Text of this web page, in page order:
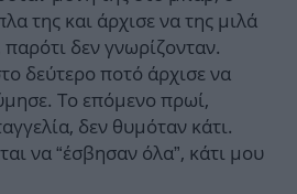
της και άρχισε να της μιλά
δεν γνωρίζονταν.
δεύτερο ποτό άρχισε να
Το επόμενο πρωί,
δεν θυμόταν κάτι.
να “έσβησαν όλα”, κάτι μου